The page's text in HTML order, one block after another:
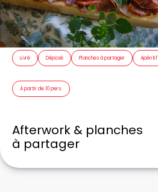
Livré Déposé Planches à partager Apéritif
À partir de 10 pers.
Afterwork & planches
à partager